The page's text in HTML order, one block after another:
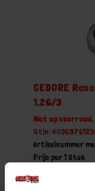
GEDORE
1.26/3
Niet op
Gtin:
Artikelnummer
€ 34,29
Prijs per 1 Stuk